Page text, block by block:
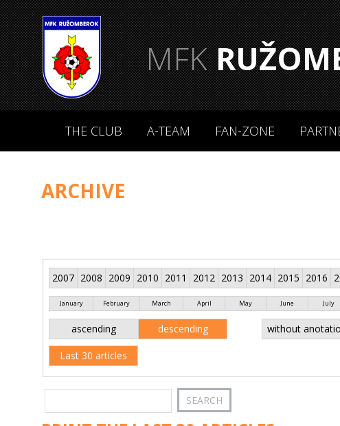
MFK
THE CLUB A-TEAM FAN-ZONE
ARCHIVE
2007 2008 2009 2010 2011 2012 2013 2014 2015 2016
January February March April May June July
ascending descending without
Last 30 articles